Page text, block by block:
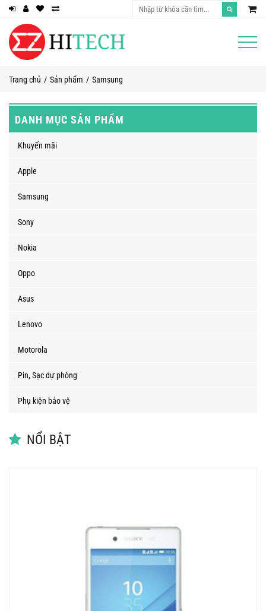
Trang chủ Sản phẩm Samsung
DANH MỤC SẢN PHẨM
Khuyến mãi
Apple
Samsung
Sony
Nokia
Oppo
Asus
Lenovo
Motorola
Pin, Sạc dự phòng
Phụ kiện bảo vệ
NỔI BẬT